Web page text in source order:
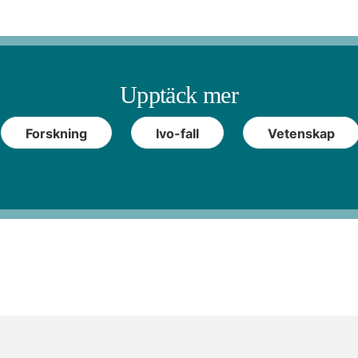
Upptäck mer
Forskning Ivo-fall Vetenskap